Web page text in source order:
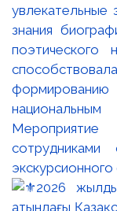
увлекательные
знания
поэтического